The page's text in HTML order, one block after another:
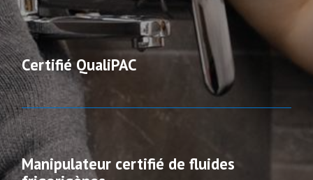
Certifié QualiPAC
Manipulateur certifié de fluides